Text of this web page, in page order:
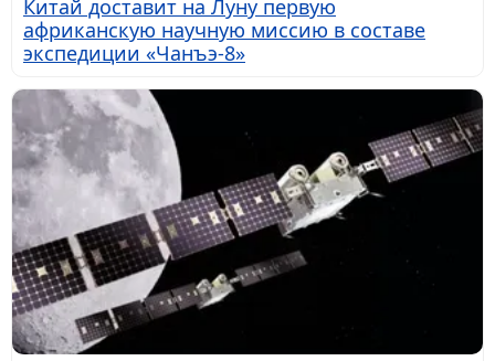
Китай доставит на Луну первую
африканскую научную миссию в составе
экспедиции «Чанъэ-8»